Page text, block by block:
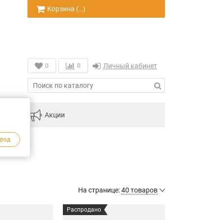
Корзина (…)
0 0 Личный кабинет
Акции
На странице:40 товаров
Распродано